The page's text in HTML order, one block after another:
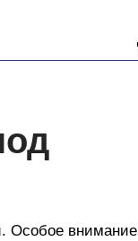
Особое внимание